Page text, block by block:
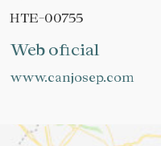
HTE-00755
Web oficial
www.canjosep.com